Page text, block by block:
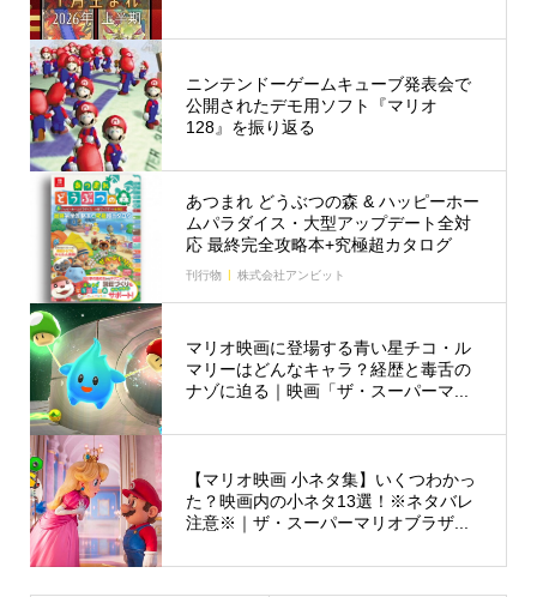
ニンテンドーゲームキューブ発表会で
公開されたデモ用ソフト『マリオ
128』を振り返る
あつまれ どうぶつの森 & ハッピーホー
ムパラダイス・大型アップデート全対
応 最終完全攻略本+究極超カタログ
刊行物 株式会社アンビット
マリオ映画に登場する青い星チコ・ル
マリーはどんなキャラ？経歴と毒舌の
ナゾに迫る｜映画「ザ・スーパーマ...
【マリオ映画 小ネタ集】いくつわかっ
た？映画内の小ネタ13選！※ネタバレ
注意※｜ザ・スーパーマリオブラザ...